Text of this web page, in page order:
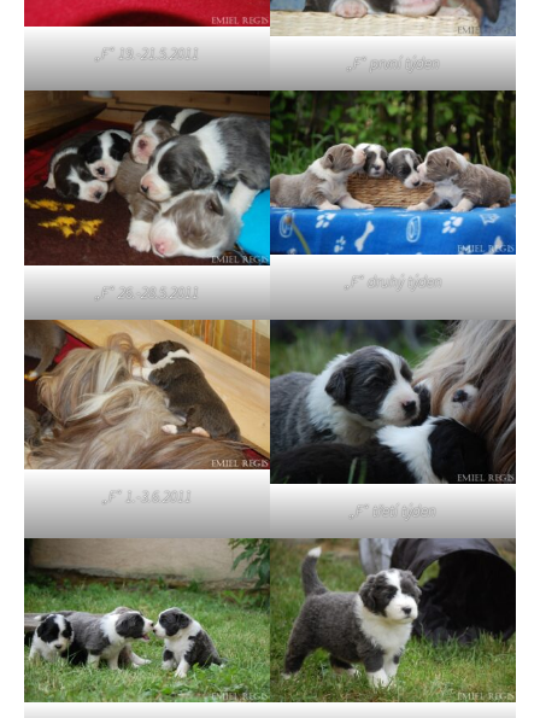
„F“ 19.-21.5.2011 „F“ první týden
„F“ 26.-28.5.2011
„F“ druhý týden
„F“ 1.-3.6.2011
„F“ třetí týden